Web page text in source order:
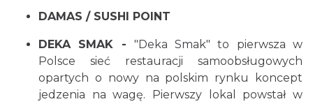
DAMAS / SUSHI POINT
DEKA SMAK - "Deka Smak" to pierwsza w
Polsce sieć restauracji samoobsługowych
opartych o nowy na polskim rynku koncept
jedzenia na wagę. Pierwszy lokal powstał w